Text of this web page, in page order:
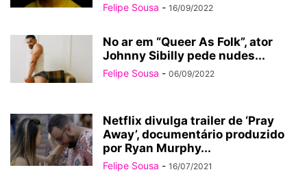
Felipe Sousa - 16/09/2022
No ar em “Queer As Folk”, ator
Johnny Sibilly pede nudes...
Felipe Sousa - 06/09/2022
Netflix divulga trailer de ‘Pray
Away’, documentário produzido
por Ryan Murphy...
Felipe Sousa - 16/07/2021